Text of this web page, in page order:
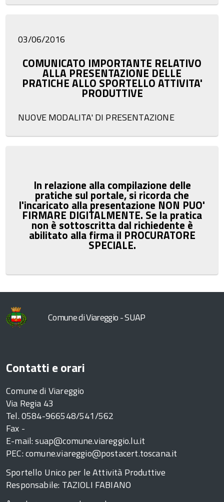
03/06/2016
COMUNICATO IMPORTANTE RELATIVO
ALLA PRESENTAZIONE DELLE
PRATICHE ALLO SPORTELLO ATTIVITA'
PRODUTTIVE
NUOVE MODALITA' DI PRESENTAZIONE
In relazione alla compilazione delle
pratiche sul portale, si ricorda che
l'incaricato alla presentazione NON PUO'
FIRMARE DIGITALMENTE. Se la pratica
non è sottoscritta dal richiedente è
abilitato alla firma il PROCURATORE
SPECIALE.
Comune di Viareggio - SUAP
Contatti e orari
Comune di Viareggio
Via Regia 43
Tel. 0584-966548/541/562
Fax -
E-mail: suap@comune.viareggio.lu.it
PEC: comune.viareggio@postacert.toscana.it
Sportello Unico per le Attività Produttive
Responsabile: TAZIOLI FABIANO